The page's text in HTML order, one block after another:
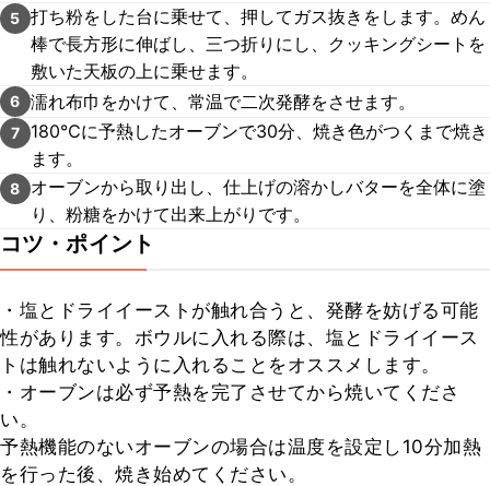
5 打ち粉をした台に乗せて、押してガス抜きをします。めん
棒で長方形に伸ばし、三つ折りにし、クッキングシートを
敷いた天板の上に乗せます。
6 濡れ布巾をかけて、常温で二次発酵をさせます。
7
180℃に予熱したオーブンで30分、焼き色がつくまで焼き
ます。
8
オーブンから取り出し、仕上げの溶かしバターを全体に塗
り、粉糖をかけて出来上がりです。
コツ・ポイント
・塩とドライイーストが触れ合うと、発酵を妨げる可能
性があります。ボウルに入れる際は、塩とドライイース
トは触れないように入れることをオススメします。
・オーブンは必ず予熱を完了させてから焼いてくださ
い。
予熱機能のないオーブンの場合は温度を設定し10分加熱
を行った後、焼き始めてください。